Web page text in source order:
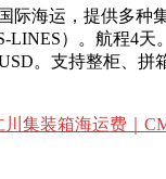
际海运，提供多种
LINES）。航程4天
。支持整柜、拼